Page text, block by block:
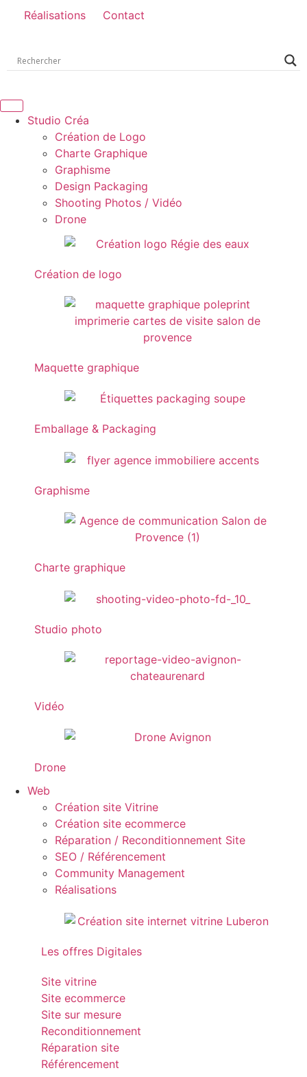
Réalisations Contact
Studio Créa
Création de Logo
Charte Graphique
Graphisme
Design Packaging
Shooting Photos / Vidéo
Drone
Création de logo
Maquette graphique
Emballage & Packaging
Graphisme
Charte graphique
Studio photo
Vidéo
Drone
Web
Création site Vitrine
Création site ecommerce
Réparation / Reconditionnement Site
SEO / Référencement
Community Management
Réalisations
Les offres Digitales
Site vitrine
Site ecommerce
Site sur mesure
Reconditionnement
Réparation site
Référencement